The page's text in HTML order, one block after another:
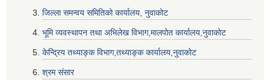
जिल्ला समन्वय समितिको कार्यालय, नुवाकोट
भूमि व्यवस्थापन तथा अभिलेख विभाग,मालपोत कार्यालय,नुवाकोट
केन्द्रिय तथ्याङ्क विभाग,तथ्याङ्क कार्यालय,नुवाकोट
श्रम संसार